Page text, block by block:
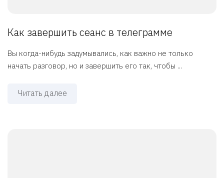
Как завершить сеанс в телеграмме
Вы когда-нибудь задумывались, как важно не только
начать разговор, но и завершить его так, чтобы ...
Читать далее